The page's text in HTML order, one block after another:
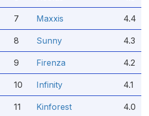
7 Maxxis 4.4
8 Sunny 4.3
9 Firenza 4.2
10 Infinity 4.1
11 Kinforest 4.0